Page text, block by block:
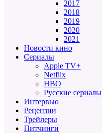
2017
2018
2019
2020
2021
Новости кино
Сериалы
Apple TV+
Netflix
HBO
Русские сериалы
Интервью
Рецензии
Трейлеры
Питчинги